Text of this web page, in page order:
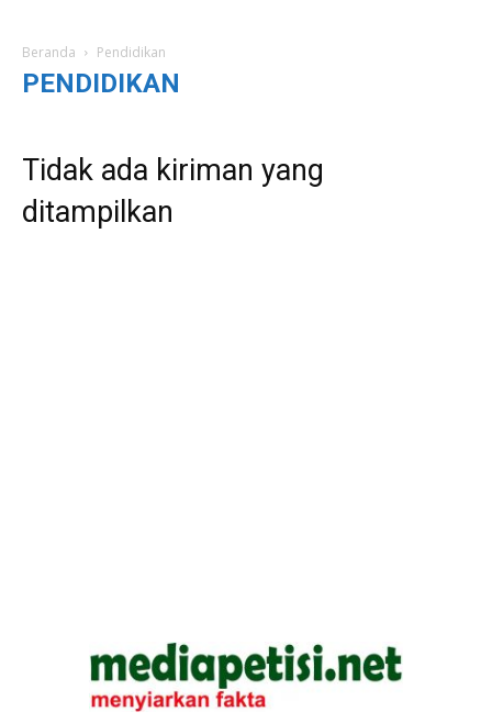
Beranda Pendidikan
PENDIDIKAN
Tidak ada kiriman yang
ditampilkan